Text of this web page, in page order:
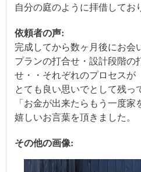
自分の庭のように拝借してお
依頼者の声:
完成してから数ヶ月後にお会
プランの打合せ・設計段階の
せ・・それぞれのプロセスが
とても良い思いでとして残っ
「お金が出来たらもう一度
嬉しいお言葉を頂きました。
その他の画像: